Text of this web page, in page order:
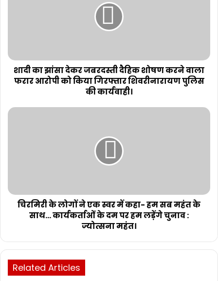
शादी का झांसा देकर जबरदस्ती दैहिक शोषण करने वाला
फरार आरोपी को किया गिरफ्तार शिवरीनारायण पुलिस
की कार्यवाही।
चिरमिरी के लोगों ने एक स्वर में कहा- हम सब महंत के
साथ... कार्यकर्ताओं के दम पर हम लड़ेंगे चुनाव :
ज्योत्सना महंत।
Related Articles